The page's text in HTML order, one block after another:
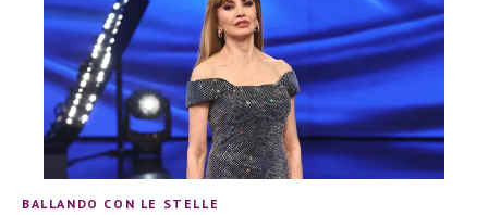
BALLANDO CON LE STELLE